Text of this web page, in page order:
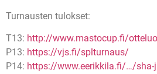
Turnausten tulokset:
T13: http://www.mastocup.fi/
P13: https://vjs.fi/splturnaus/
P14: https://www.eerikkila.fi/…/sha-